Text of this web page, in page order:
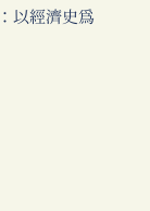
以經濟史為